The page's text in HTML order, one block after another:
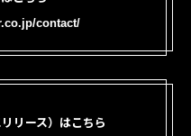
contact/
リース）はこちら